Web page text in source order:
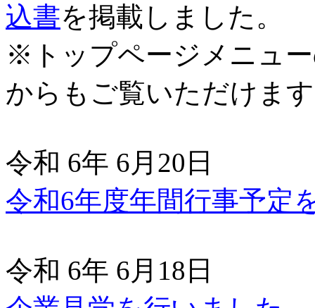
込書を掲載しました。
※トップページメニュ
からもご覧いただけま
令和 6年 6月20日
令和6年度年間行事予定
令和 6年 6月18日